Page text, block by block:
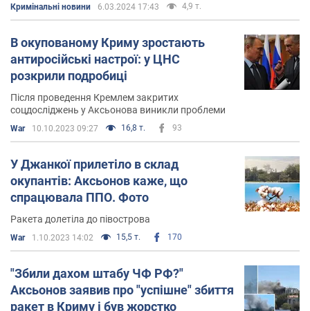
Кримінальні новини 6.03.2024 17:43 4,9 т.
В окупованому Криму зростають
антиросійські настрої: у ЦНС
розкрили подробиці
Після проведення Кремлем закритих
соцдосліджень у Аксьонова виникли проблеми
War 10.10.2023 09:27 16,8 т. 93
У Джанкої прилетіло в склад
окупантів: Аксьонов каже, що
спрацювала ППО. Фото
Ракета долетіла до півострова
War 1.10.2023 14:02 15,5 т. 170
"Збили дахом штабу ЧФ РФ?"
Аксьонов заявив про "успішне" збиття
ракет в Криму і був жорстко